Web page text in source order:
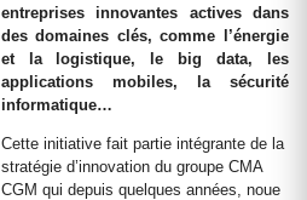
entreprises innovantes actives dans
des domaines clés, comme l’énergie
et la logistique, le big data, les
applications mobiles, la sécurité
informatique…
Cette initiative fait partie intégrante de la
stratégie d’innovation du groupe CMA
CGM qui depuis quelques années, noue